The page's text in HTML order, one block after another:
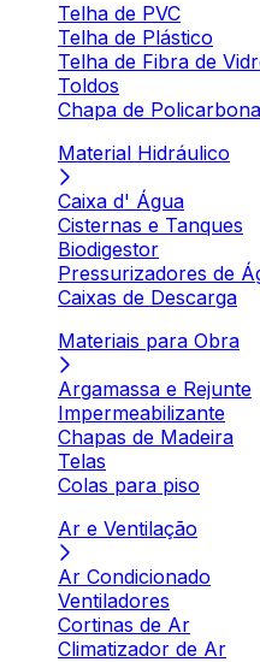
Telha de PVC
Telha de Plástico
Telha de Fibra de
Toldos
Chapa de
Material Hidráulico
Caixa d' Água
Cisternas e Tanques
Biodigestor
Pressurizadores de
Caixas de Descarga
Materiais para Obra
Argamassa e Rejunte
Impermeabilizante
Chapas de Madeira
Telas
Colas para piso
Ar e Ventilação
Ar Condicionado
Ventiladores
Cortinas de Ar
Climatizador de Ar